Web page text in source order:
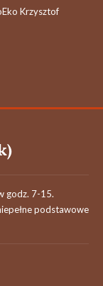
Krzysztof
godz. 7-15.
podstawowe